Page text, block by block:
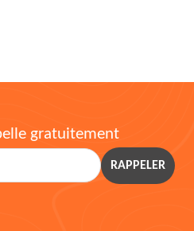
gratuitement